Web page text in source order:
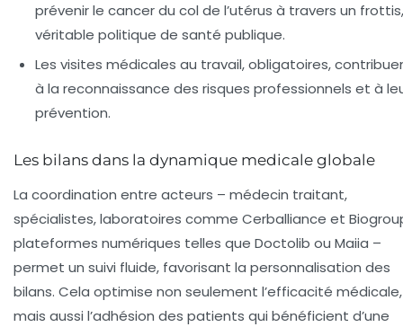
prévenir le cancer du col de l’utérus à travers un frottis,
véritable politique de santé publique.
Les visites médicales au travail, obligatoires,
à la reconnaissance des risques professionnels et à
prévention.
Les bilans dans la dynamique medicale globale
La coordination entre acteurs – médecin traitant,
spécialistes, laboratoires comme Cerballiance et
plateformes numériques telles que Doctolib ou Maiia –
permet un suivi fluide, favorisant la personnalisation des
bilans. Cela optimise non seulement l’efficacité médicale,
mais aussi l’adhésion des patients qui bénéficient d’une